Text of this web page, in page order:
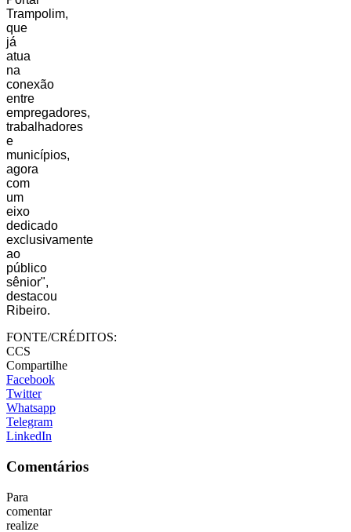
Trampolim,
que
já
atua
na
conexão
entre
empregadores,
trabalhadores
e
municípios,
agora
com
um
eixo
dedicado
exclusivamente
ao
público
sênior",
destacou
Ribeiro.
FONTE/CRÉDITOS:
CCS
Compartilhe
Facebook
Twitter
Whatsapp
Telegram
LinkedIn
Comentários
Para
comentar
realize